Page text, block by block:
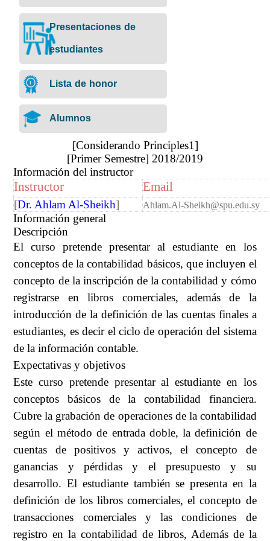
Presentaciones de
estudiantes
Lista de honor
Alumnos
[Considerando Principles1]
[Primer Semestre] 2018/2019
Información del instructor
Instructor Email
[Dr. Ahlam Al-Sheikh] Ahlam.Al-Sheikh@spu.edu.sy
Información general
Descripción
El curso pretende presentar al estudiante en los
conceptos de la contabilidad básicos, que incluyen el
concepto de la inscripción de la contabilidad y cómo
registrarse en libros comerciales, además de la
introducción de la definición de las cuentas finales a
estudiantes, es decir el ciclo de operación del sistema
de la información contable.
Expectativas y objetivos
Este curso pretende presentar al estudiante en los
conceptos básicos de la contabilidad financiera.
Cubre la grabación de operaciones de la contabilidad
según el método de entrada doble, la definición de
cuentas de positivos y activos, el concepto de
ganancias y pérdidas y el presupuesto y su
desarrollo. El estudiante también se presenta en la
definición de los libros comerciales, el concepto de
transacciones comerciales y las condiciones de
registro en la contabilidad de libros, Además de la